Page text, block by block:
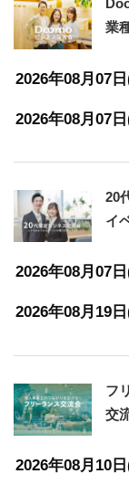
業
2026年08月07
2026年08月07
20
イ
2026年08月07
2026年08月19
フ
交
2026年08月10